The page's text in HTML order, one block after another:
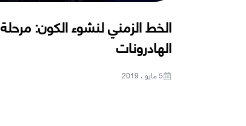
الخط الزمني لنشوء الكون: مرحلة
الهادرونات
5 مايو ، 2019